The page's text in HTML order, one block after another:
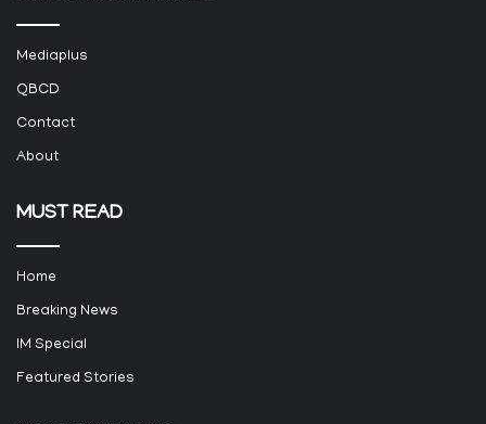
Mediaplus
QBCD
Contact
About
MUST READ
Home
Breaking News
IM Special
Featured Stories